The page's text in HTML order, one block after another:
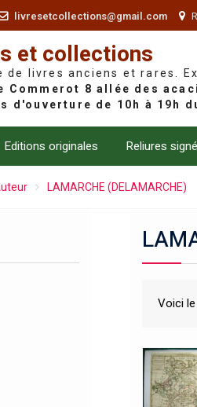
livresetcollections@gmail.com
et collections
de livres anciens et rares.
Editions originales Reliures
LAMARCHE (DELAMARCHE)
Voici